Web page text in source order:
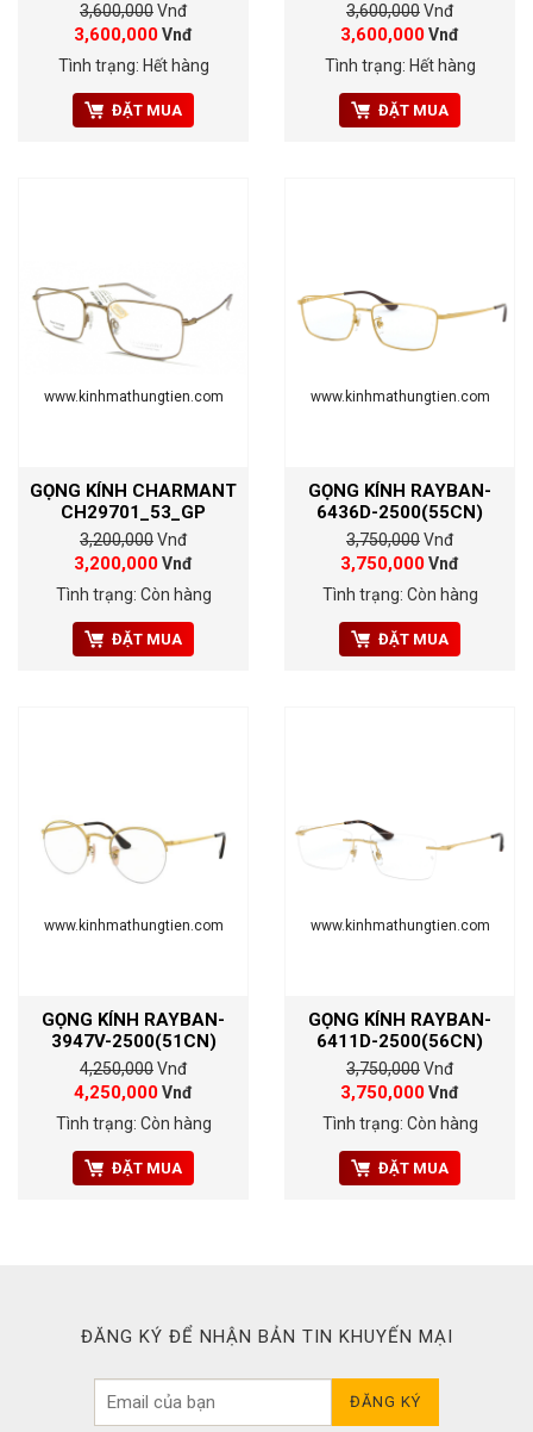
3,600,000Vnđ
3,600,000Vnđ
Tình trạng: Hết hàng
ĐẶT MUA
3,600,000Vnđ
3,600,000Vnđ
Tình trạng: Hết hàng
ĐẶT MUA
www.kinhmathungtien.com
GỌNG KÍNH CHARMANT
CH29701_53_GP
3,200,000Vnđ
3,200,000Vnđ
Tình trạng: Còn hàng
ĐẶT MUA
www.kinhmathungtien.com
GỌNG KÍNH RAYBAN-
6436D-2500(55CN)
3,750,000Vnđ
3,750,000Vnđ
Tình trạng: Còn hàng
ĐẶT MUA
www.kinhmathungtien.com
GỌNG KÍNH RAYBAN-
3947V-2500(51CN)
4,250,000Vnđ
4,250,000Vnđ
Tình trạng: Còn hàng
ĐẶT MUA
www.kinhmathungtien.com
GỌNG KÍNH RAYBAN-
6411D-2500(56CN)
3,750,000Vnđ
3,750,000Vnđ
Tình trạng: Còn hàng
ĐẶT MUA
ĐĂNG KÝ ĐỂ NHẬN BẢN TIN KHUYẾN MẠI
ĐĂNG KÝ